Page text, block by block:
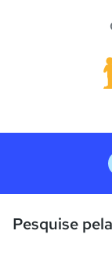
Pesquise